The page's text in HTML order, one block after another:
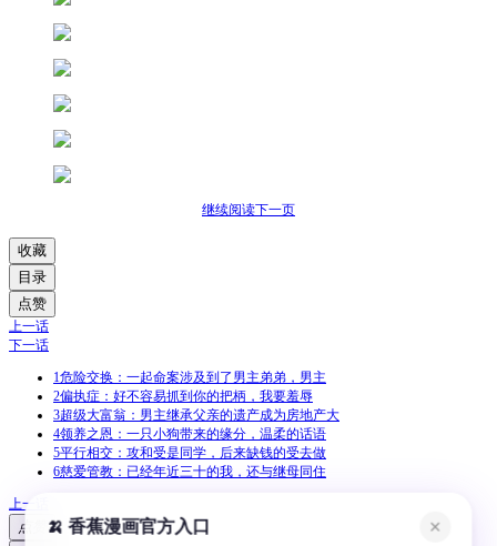
继续阅读下一页
收藏
目录
点赞
上一话
下一话
1危险交换：一起命案涉及到了男主弟弟，男主
2偏执症：好不容易抓到你的把柄，我要羞辱
3超级大富翁：男主继承父亲的遗产成为房地产大
4领养之恩：一只小狗带来的缘分，温柔的话语
5平行相交：攻和受是同学，后来缺钱的受去做
6慈爱管教：已经年近三十的我，还与继母同住
上一话
点赞
🍌 香蕉漫画官方入口 ✕